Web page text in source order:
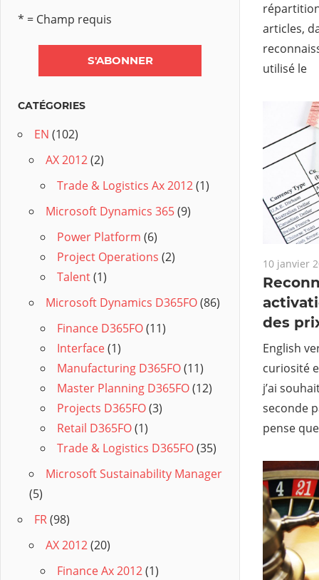
articles,
utilisé le
10 janvier
des
English
curiosité
j’ai
seconde
pense
* = Champ requis
CATÉGORIES
EN (102)
AX 2012(2)
Trade & Logistics Ax 2012(1)
Microsoft Dynamics 365(9)
Power Platform (6)
Project Operations (2)
Talent(1)
Microsoft Dynamics D365FO(86)
Finance D365FO(11)
Interface(1)
Manufacturing D365FO(11)
Master Planning D365FO(12)
Projects D365FO(3)
Retail D365FO(1)
Trade & Logistics D365FO(35)
Microsoft Sustainability Manager
(5)
FR(98)
AX 2012(20)
Finance Ax 2012(1)